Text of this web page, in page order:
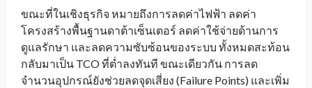
ขณะที่ในเชิงธุรกิจ หมายถึงการลดค่าไฟฟ้า ลดค่า
โครงสร้างพื้นฐานดาต้าเซ็นเตอร์ ลดค่าใช้จ่ายด้านการ
ดูแลรักษา และลดความซับซ้อนของระบบ ทั้งหมดสะท้อน
กลับมาเป็น TCO ที่ต่ำลงทันที ขณะเดียวกัน การลด
จำนวนอุปกรณ์ยังช่วยลดจุดเสี่ยง (Failure Points) และเพิ่ม